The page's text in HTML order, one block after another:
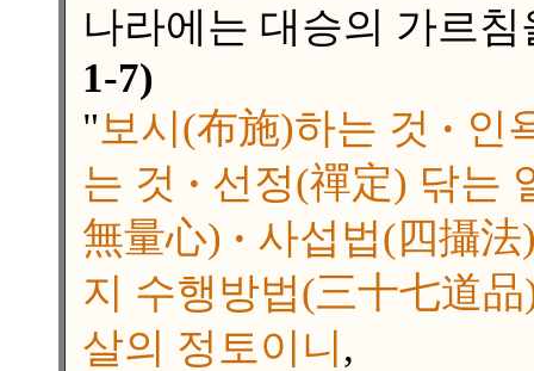
나라에는 대승의 가르
1-7)
" 보시(布施)하는 것 · 인
는 것 · 선정(禪定) 닦는
無量心) · 사섭법(四攝
지 수행방법(三十七道
살의 정토이니,